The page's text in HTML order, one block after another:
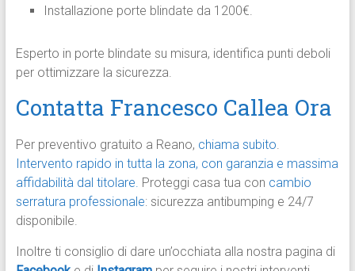
Installazione porte blindate da 1200€.
Esperto in porte blindate su misura, identifica punti deboli
per ottimizzare la sicurezza.
Contatta Francesco Callea Ora
Per preventivo gratuito a Reano, chiama subito.
Intervento rapido in tutta la zona, con garanzia e massima
affidabilità dal titolare. Proteggi casa tua con cambio
serratura professionale: sicurezza antibumping e 24/7
disponibile.
Inoltre ti consiglio di dare un’occhiata alla nostra pagina di